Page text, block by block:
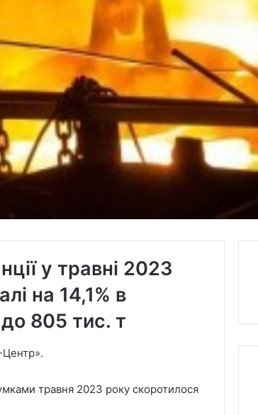
у травні 2023
на 14,1% в
805 тис. т
травня 2023 року скоротилося